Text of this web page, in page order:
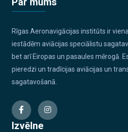
Rīgas Aeronavigācijas institūts ir
iestādēm aviācijas speciālistu
bet arī Eiropas un pasaules mērogā.
pieredzi un tradīcijas aviācijas un
sagatavošanā.
Izvēlne